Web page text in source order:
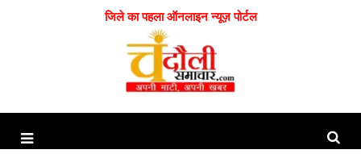
जिले का पहला ऑनलाइन न्यूज़ पोर्टल